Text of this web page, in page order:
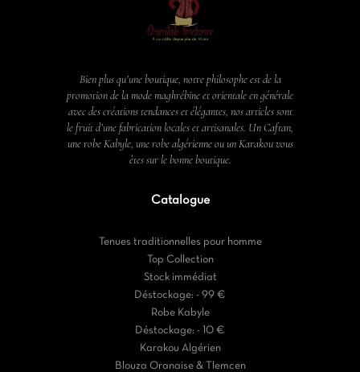
Bien plus qu’une boutique, notre philosophe est de la
promotion de la mode maghrébine et orientale en générale
avec des créations tendances et élégantes, nos articles sont
le fruit d’une fabrication locales et artisanales. Un Caftan,
une robe Kabyle, une robe algérienne ou un Karakou vous
êtes sur le bonne boutique.
Catalogue
Tenues traditionnelles pour homme
Top Collection
Stock immédiat
Déstockage: - 99 €
Robe Kabyle
Déstockage: - 10 €
Karakou Algérien
Blouza Oranaise & Tlemcen